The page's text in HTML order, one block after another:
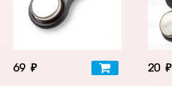
69 ₽ 20 ₽